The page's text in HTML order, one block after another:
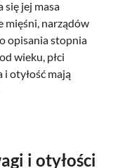
się jej masa
mięśni, narządów
opisania stopnia
wieku, płci
i otyłość mają
i otyłości